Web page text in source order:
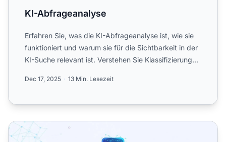
KI-Abfrageanalyse
Erfahren Sie, was die KI-Abfrageanalyse ist, wie sie
funktioniert und warum sie für die Sichtbarkeit in der
KI-Suche relevant ist. Verstehen Sie Klassifizierung...
Dec 17, 2025 13 Min. Lesezeit
Query Fanout: Wie LLMs hinter den Kulissen mehrere